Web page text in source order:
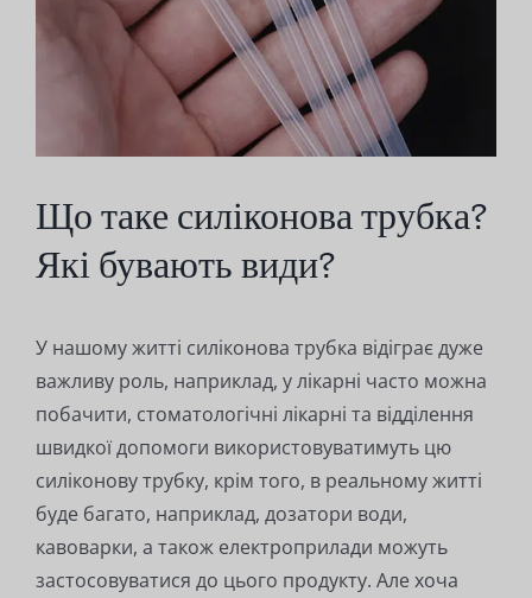
Що таке силіконова трубка?
Які бувають види?
У нашому житті силіконова трубка відіграє дуже
важливу роль, наприклад, у лікарні часто можна
побачити, стоматологічні лікарні та відділення
швидкої допомоги використовуватимуть цю
силіконову трубку, крім того, в реальному житті
буде багато, наприклад, дозатори води,
кавоварки, а також електроприлади можуть
застосовуватися до цього продукту. Але хоча